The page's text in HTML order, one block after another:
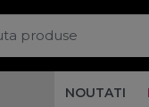
NOUTATI